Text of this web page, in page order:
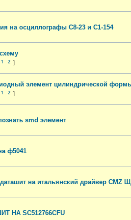
на осциллографы С8-23 и С1-154
1 2
элемент цилиндрической
1 2
smd элемент
ф5041
на итальянский драйвер CMZ
НА SC512766CFU